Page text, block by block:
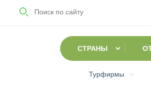
СТРАНЫ
Турфирмы